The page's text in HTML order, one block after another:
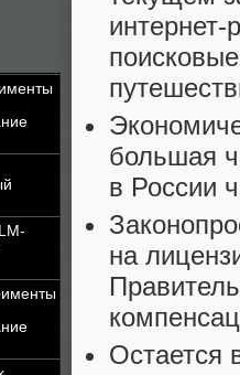
интернет-
большая
в России
на
Остается